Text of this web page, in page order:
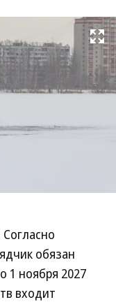
Развернуть
обязан
1 ноября 2027
входит